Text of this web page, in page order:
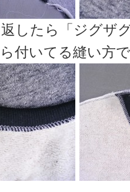
したら「ジグザ
付いてる縫い方